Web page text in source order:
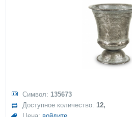
Символ: 135673
Доступное количество:12,